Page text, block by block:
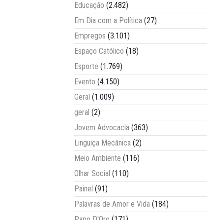
Educação (2.482)
Em Dia com a Política (27)
Empregos (3.101)
Espaço Católico (18)
Esporte (1.769)
Evento (4.150)
Geral (1.009)
geral (2)
Jovem Advocacia (363)
Linguiça Mecânica (2)
Meio Ambiente (116)
Olhar Social (110)
Painel (91)
Palavras de Amor e Vida (184)